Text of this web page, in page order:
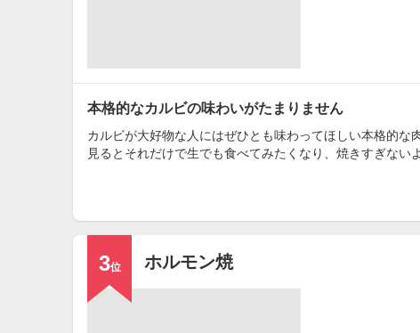
本格的なカルビの味わいがたまりません
カルビが大好物な人にはぜひとも味わってほしい本格的
見るとそれだけで生でも食べてみたくなり、焼きすぎない
3位 ホルモン焼